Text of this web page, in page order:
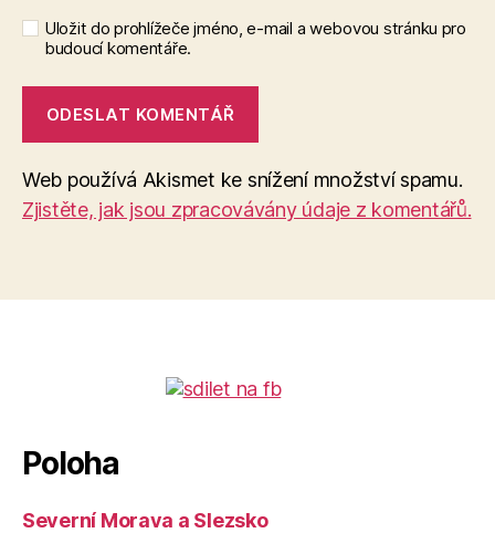
Uložit do prohlížeče jméno, e-mail a webovou stránku pro
budoucí komentáře.
Web používá Akismet ke snížení množství spamu.
Zjistěte, jak jsou zpracovávány údaje z komentářů.
Poloha
Severní Morava a Slezsko